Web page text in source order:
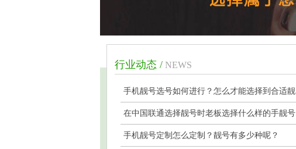
行业动态 / NEWS
手机靓号选号如何进行？怎么才能选择到合适靓
号？
在中国联通选择靓号时老板选择什么样的手靓号
呢？
手机靓号定制怎么定制？靓号有多少种呢？